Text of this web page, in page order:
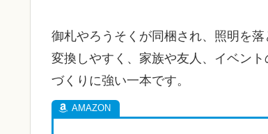
御札やろうそくが同梱され、照明を
変換しやすく、家族や友人、イベン
づくりに強い一本です。